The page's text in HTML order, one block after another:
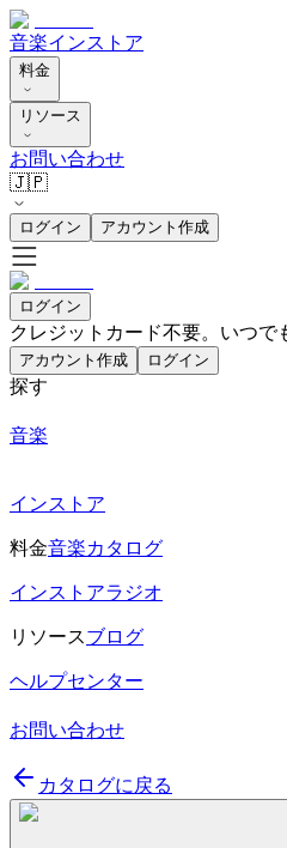
音楽インストア
料金
リソース
お問い合わせ
🇯🇵
ログイン アカウント作成
ログイン
クレジットカード不要。いつで
アカウント作成 ログイン
探す
音楽
インストア
料金音楽カタログ
インストアラジオ
リソースブログ
ヘルプセンター
お問い合わせ
カタログに戻る